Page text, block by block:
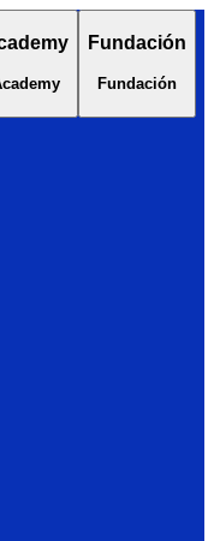
Fundación
Fundación